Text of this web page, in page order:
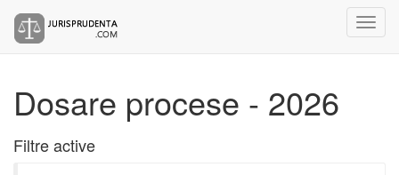
Dosare procese - 2026
Filtre active